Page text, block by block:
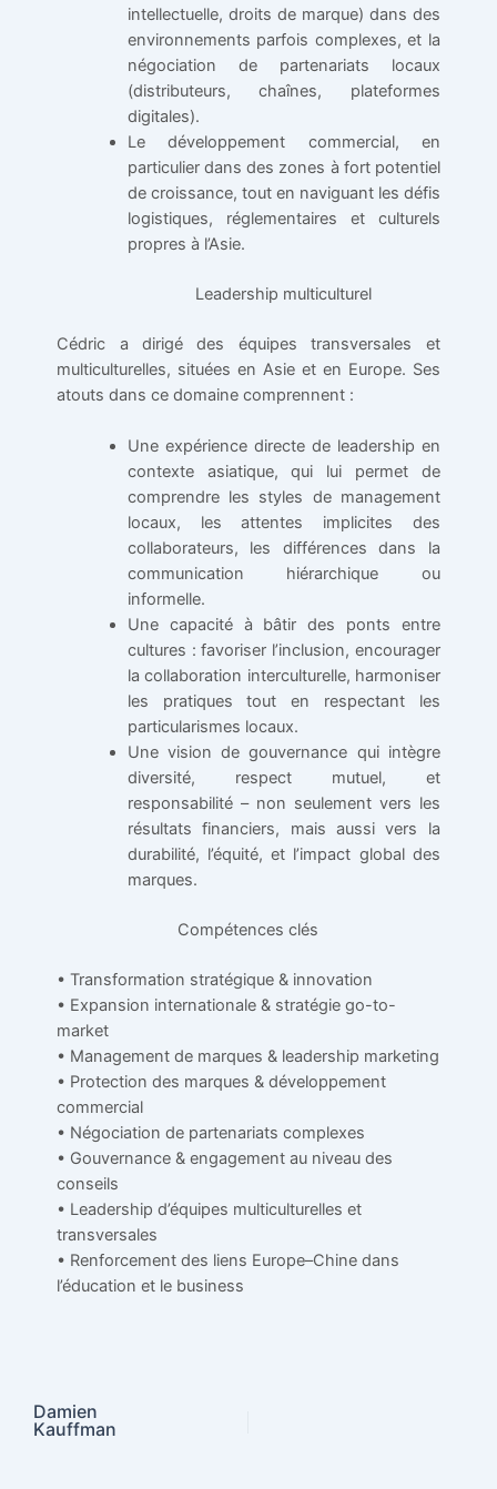
intellectuelle, droits de marque) dans des
environnements parfois complexes, et la
négociation de partenariats locaux
(distributeurs, chaînes, plateformes
digitales).
Le développement commercial, en
particulier dans des zones à fort potentiel
de croissance, tout en naviguant les défis
logistiques, réglementaires et culturels
propres à l’Asie.
Leadership multiculturel
Cédric a dirigé des équipes transversales et
multiculturelles, situées en Asie et en Europe. Ses
atouts dans ce domaine comprennent :
Une expérience directe de leadership en
contexte asiatique, qui lui permet de
comprendre les styles de management
locaux, les attentes implicites des
collaborateurs, les différences dans la
communication hiérarchique ou
informelle.
Une capacité à bâtir des ponts entre
cultures : favoriser l’inclusion, encourager
la collaboration interculturelle, harmoniser
les pratiques tout en respectant les
particularismes locaux.
Une vision de gouvernance qui intègre
diversité, respect mutuel, et
responsabilité – non seulement vers les
résultats financiers, mais aussi vers la
durabilité, l’équité, et l’impact global des
marques.
Compétences clés
• Transformation stratégique & innovation
• Expansion internationale & stratégie go-to-
market
• Management de marques & leadership marketing
• Protection des marques & développement
commercial
• Négociation de partenariats complexes
• Gouvernance & engagement au niveau des
conseils
• Leadership d’équipes multiculturelles et
transversales
• Renforcement des liens Europe–Chine dans
l’éducation et le business
Damien
Kauffman